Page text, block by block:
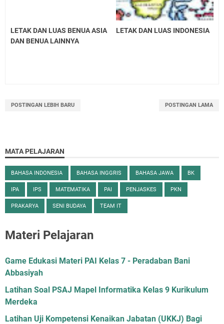
LETAK DAN LUAS BENUA ASIA
DAN BENUA LAINNYA
LETAK DAN LUAS INDONESIA
POSTINGAN LEBIH BARU POSTINGAN LAMA
MATA PELAJARAN
BAHASA INDONESIA BAHASA INGGRIS BAHASA JAWA BK
IPA IPS MATEMATIKA PAI PENJASKES PKN
PRAKARYA SENI BUDAYA TEAM IT
Materi Pelajaran
Game Edukasi Materi PAI Kelas 7 - Peradaban Bani
Abbasiyah
Latihan Soal PSAJ Mapel Informatika Kelas 9 Kurikulum
Merdeka
Latihan Uji Kompetensi Kenaikan Jabatan (UKKJ) Bagi